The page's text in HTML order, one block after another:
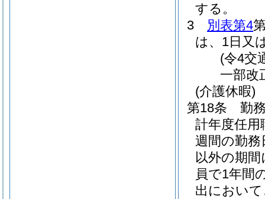
する。
3
別表第4
は、1日又
(令4交
一部改
(介護休暇)
第18条
勤
計年度任用
週間の勤
以外の期
員で1年間
出におい